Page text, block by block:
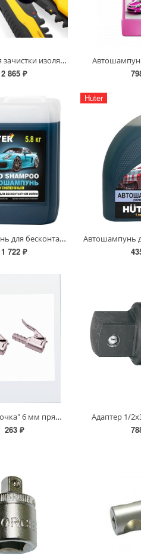
Автомат для зачистки изоляции усиленный 0,2-6 мм Профи 200 мм
2 865 ₽
Автошампунь для бесконтактной мойки Huter Super Power Foam усиленный концентрат, 5,8кг
1 722 ₽
Huter
Адаптер "елочка" 6 мм прямой для накачки шин ЗУБР (64927-06)
263 ₽
Адаптер 1/